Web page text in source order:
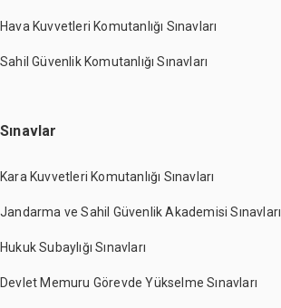
Hava Kuvvetleri Komutanlığı Sınavları
Sahil Güvenlik Komutanlığı Sınavları
Sınavlar
Kara Kuvvetleri Komutanlığı Sınavları
Jandarma ve Sahil Güvenlik Akademisi Sınavları
Hukuk Subaylığı Sınavları
Devlet Memuru Görevde Yükselme Sınavları